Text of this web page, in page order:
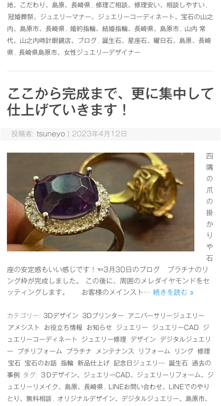
地、こだわり、島原、長崎県
修理ご相談、修理安い、相談しやすい
冠婚葬祭、ジュエリーマナー、ジュエリーコーディネート、宝石の山之
内、島原市、長崎県
婚約指輪、結婚指輪、長崎県、島原市
山内 常
代、山之内時計眼鏡店、ブログ
誕生石、星座石、曜日石、島原、長崎
県
長崎県島原市、女性ジュエリーデザイナー
ここから完成まで、更に集中して
仕上げていきます！
投稿者: tsuneyo 2023年4月12日
四
隅
の
爪
の
掛
か
り
や
石
座の安定感もいい感じです！☜3月30日のブログ プラチナのリ
ング枠が完成しました。 この後に、周囲のメレダイヤモンドをセ
ッティングします。 お客様のメインスト… 続きを読む »
カテゴリー: 3Dデザイン 3Dプリンター
アニバーサリージュエリー
アメシスト
お役立ち情報 お知らせ ジュエリー ジュエリーCAD
ジ
ュエリーコーディネート
ジュエリー修理 デザイン
デジタルジュエリ
ー
プチリフォーム プラチナ メンテナンス リフォーム リング
修理
宝石
宝石のお話 指輪 新品仕上げ 記念日ジュエリ― 誕生石
過去の
事例
タグ:
３Dデザイン、ジュエリーCAD、ジュエリーリフォーム、ジ
ュエリーリメイク、島原、長崎県
LINEお問い合わせ、LINEでのやり
とり、無料相談
オリジナルデザイン、デジタルジュエリー、島原市、